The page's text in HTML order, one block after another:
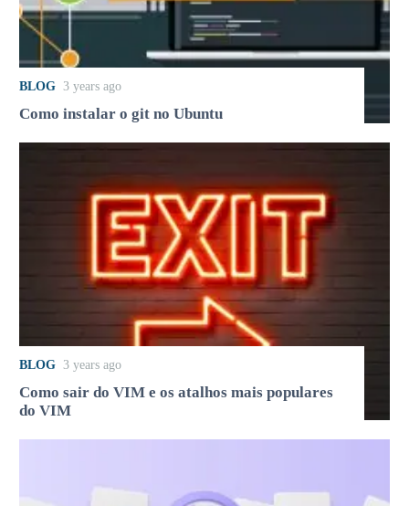
BLOG 3 years ago
Como instalar o git no Ubuntu
BLOG 3 years ago
Como sair do VIM e os atalhos mais populares
do VIM